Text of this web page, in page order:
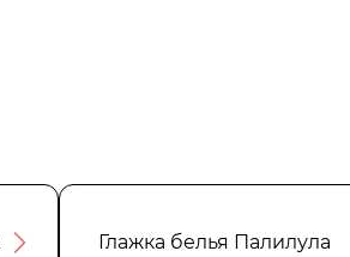
Глажка белья Палилула